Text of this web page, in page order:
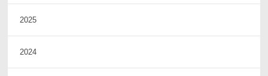
2025
2024